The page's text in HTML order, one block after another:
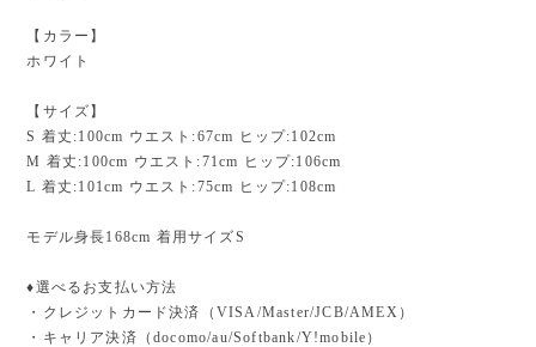
【カラー】
ホワイト
【サイズ】
S 着丈:100cm ウエスト:67cm ヒップ:102cm
M 着丈:100cm ウエスト:71cm ヒップ:106cm
L 着丈:101cm ウエスト:75cm ヒップ:108cm
モデル身長168cm 着用サイズS
♦︎選べるお支払い方法
・クレジットカード決済（VISA/Master/JCB/AMEX）
・キャリア決済（docomo/au/Softbank/Y!mobile）